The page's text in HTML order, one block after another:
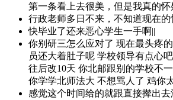
第一条看上去很美，但是我真的怀
行政老师多日不来，不知道现在的
快毕业了还来恶心学生一手啊||
你别研三怎么应对了 现在最头疼
员还大着肚子呢 学校领导有点心
往后改10天 你北邮跟别的学校不
你学学北师法大 不想骂人了 鸡你
感觉这个时间给的就跟直接撵出